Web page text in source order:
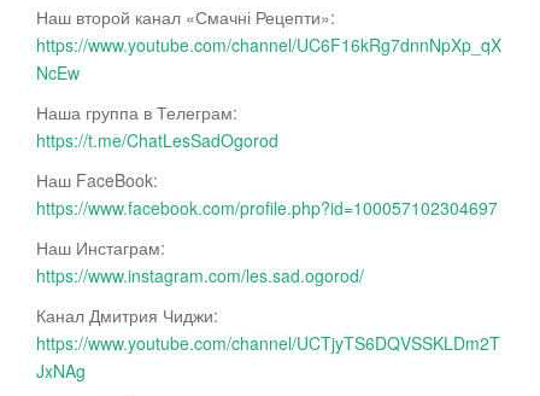
Наш второй канал «Смачні Рецепти»:
https://www.youtube.com/channel/UC6F16kRg7dnnNpXp_qX
NcEw
Наша группа в Телеграм:
https://t.me/ChatLesSadOgorod
Наш FaceBook:
https://www.facebook.com/profile.php?id=100057102304697
Наш Инстаграм:
https://www.instagram.com/les.sad.ogorod/
Канал Дмитрия Чиджи:
https://www.youtube.com/channel/UCTjyTS6DQVSSKLDm2T
JxNAg